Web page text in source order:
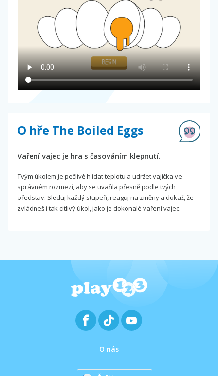
O hře The Boiled Eggs
Vaření vajec je hra s časováním klepnutí.
Tvým úkolem je pečlivě hlídat teplotu a udržet vajíčka ve
správném rozmezí, aby se uvařila přesně podle tvých
představ. Sleduj každý stupeň, reaguj na změny a dokaž, že
zvládneš i tak citlivý úkol, jako je dokonalé vaření vajec.
O nás